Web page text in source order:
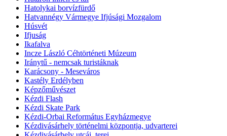
Hatolykai borvízfürdő
Hatvannégy Vármegye Ifjúsági Mozgalom
Húsvét
Ifjuság
Ikafalva
Incze László Céhtörténeti Múzeum
Iránytű - nemcsak turistáknak
Karácsony - Meseváros
Kastély Erdélyben
Képzőművészet
Kézdi Flash
Kézdi Skate Park
Kézdi-Orbai Református Egyházmegye
Kézdivásárhely történelmi központja, udvarterei